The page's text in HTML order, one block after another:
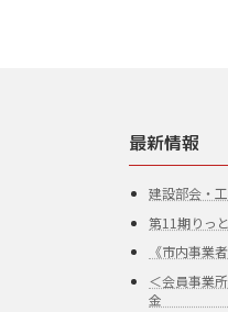
最新情報
建設部会・
第11期りっ
《市内事業
＜会員事業